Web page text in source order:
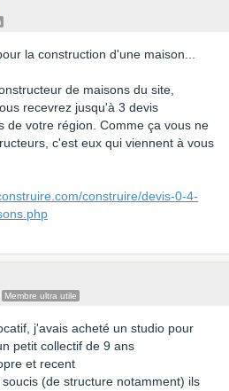
la construction d'une maison...
de maisons du site,
recevrez jusqu'à 3 devis
de votre région. Comme ça vous ne
c'est eux qui viennent à vous
construire/devis-0-4-
Membre ultra utile
j'avais acheté un studio pour
petit collectif de 9 ans
et recent
(de structure notamment) ils